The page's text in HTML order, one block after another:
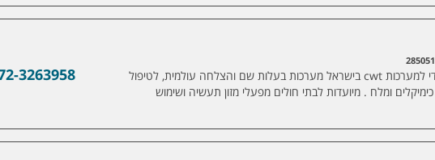
3263958
"עין אלקטרוניקה" יבואן בלעדי למערכות cwt בישראל מערכות בעלות שם והצלחה עולמית, לטיפול
ומלח . מיועדות לבתי חולים מפעלי מזון תעשיה ושימוש